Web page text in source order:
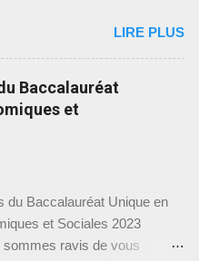
votre réussite aux examens
l’université mais aussi de
de la culture hattienne tout en
toutes les facettes,
vous offrons la possibilité
sur notre site tout en se
la liberté d’expression
priorisons les examens
organisés dans à peu près
de la publication de cet
LIRE PLUS
Baccalauréat
et
du Baccalauréat Unique en
et Sociales 2023
sommes ravis de vous